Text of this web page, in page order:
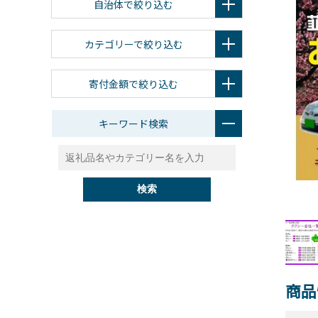
商
自治体で絞り込む
カテゴリーで絞り込む
寄付金額で絞り込む
キーワード検索
検索